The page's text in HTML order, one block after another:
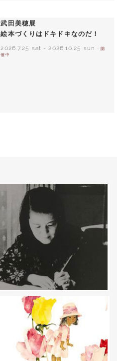
武田美穂展
絵本づくりはドキドキなのだ！
2026.7.25 sat -2026.10.25 sun
- 開
催中